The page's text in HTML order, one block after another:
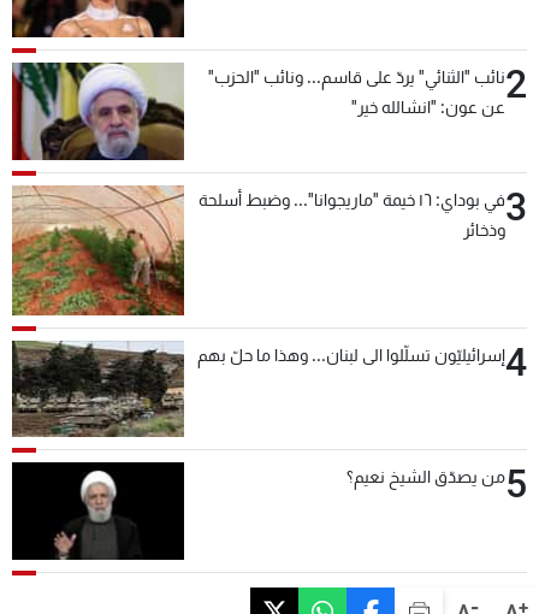
+
-
2نائب "الثنائي" يردّ على قاسم... ونائب "الحزب"
عن عون: "انشالله خير"
3
في بوداي: ١٦ خيمة "ماريجوانا"... وضبط أسلحة
وذخائر
4إسرائيليّون تسلّلوا الى لبنان... وهذا ما حلّ بهم
5من يصدّق الشيخ نعيم؟